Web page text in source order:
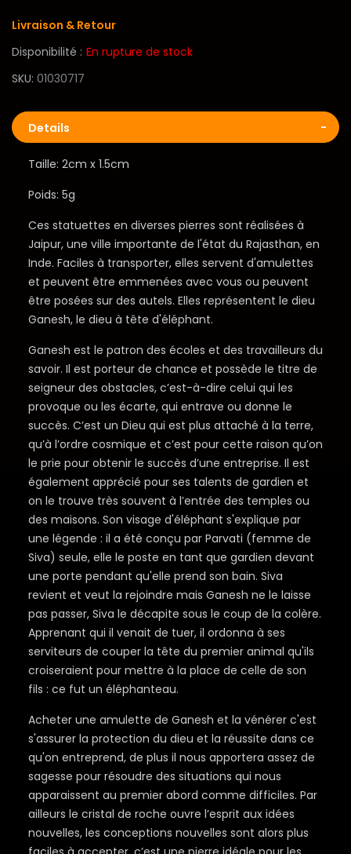
Livraison & Retour
Disponibilité : En rupture de stock
SKU 01030717
Details
Taille: 2cm x 1.5cm
Poids: 5g
Ces statuettes en diverses pierres sont réalisées à
Jaipur, une ville importante de l'état du Rajasthan, en
Inde. Faciles à transporter, elles servent d'amulettes
et peuvent être emmenées avec vous ou peuvent
être posées sur des autels. Elles représentent le dieu
Ganesh, le dieu à tête d'éléphant.
Ganesh est le patron des écoles et des travailleurs du
savoir. Il est porteur de chance et possède le titre de
seigneur des obstacles, c’est-à-dire celui qui les
provoque ou les écarte, qui entrave ou donne le
succès. C’est un Dieu qui est plus attaché à la terre,
qu’à l’ordre cosmique et c’est pour cette raison qu’on
le prie pour obtenir le succès d’une entreprise. Il est
également apprécié pour ses talents de gardien et
on le trouve très souvent à l’entrée des temples ou
des maisons. Son visage d'éléphant s'explique par
une légende : il a été conçu par Parvati (femme de
Siva) seule, elle le poste en tant que gardien devant
une porte pendant qu'elle prend son bain. Siva
revient et veut la rejoindre mais Ganesh ne le laisse
pas passer, Siva le décapite sous le coup de la colère.
Apprenant qui il venait de tuer, il ordonna à ses
serviteurs de couper la tête du premier animal qu'ils
croiseraient pour mettre à la place de celle de son
fils : ce fut un éléphanteau.
Acheter une amulette de Ganesh et la vénérer c'est
s'assurer la protection du dieu et la réussite dans ce
qu'on entreprend, de plus il nous apportera assez de
sagesse pour résoudre des situations qui nous
apparaissent au premier abord comme difficiles. Par
ailleurs le cristal de roche ouvre l’esprit aux idées
nouvelles, les conceptions nouvelles sont alors plus